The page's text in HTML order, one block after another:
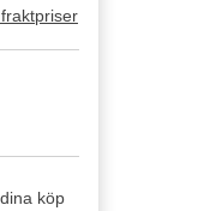
köp